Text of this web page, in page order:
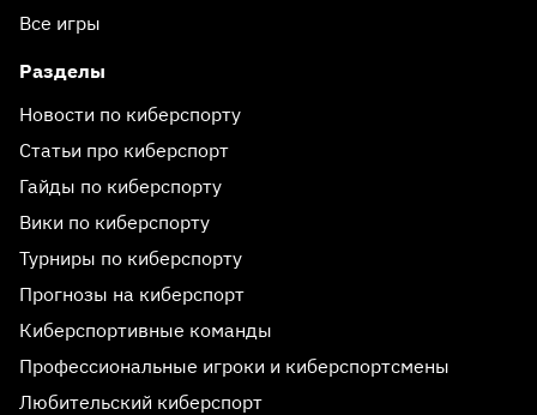
Все игры
Разделы
Новости по киберспорту
Статьи про киберспорт
Гайды по киберспорту
Вики по киберспорту
Турниры по киберспорту
Прогнозы на киберспорт
Киберспортивные команды
Профессиональные игроки и киберспортсмены
Любительский киберспорт